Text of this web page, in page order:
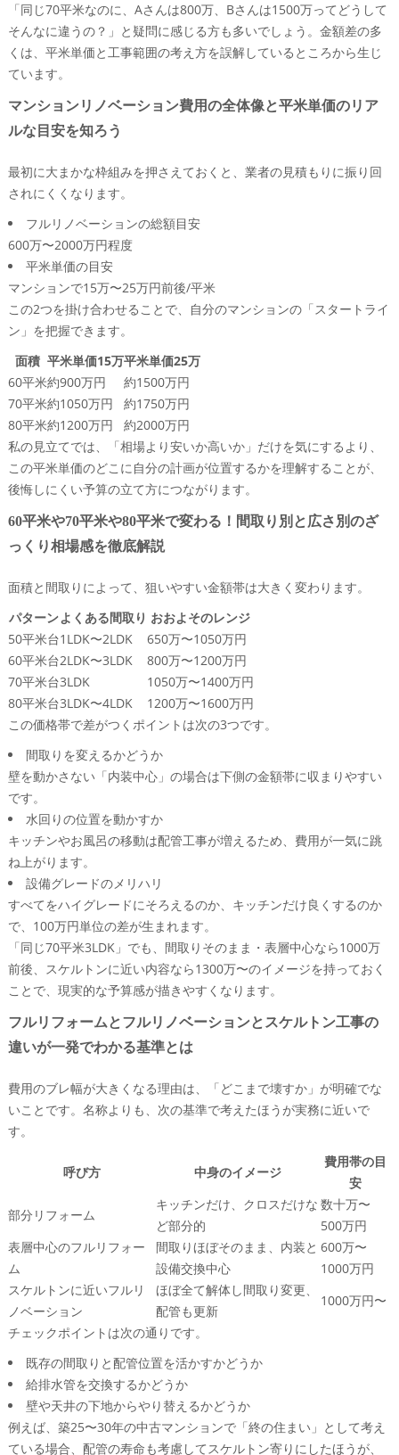
そのマンション、リノベーションやめたほうがいいかも？
危ない条件と本当の“狙い目”物件を見極める！
中古マンションリノベーションで後悔しやすい物件チ
開
マンション一棟リノベーション済み物件と区分リノベ
中古マンションを買うなら築何年がベスト？費用対効
果のいい“おいしい築年数”とは
予算500万や1000万や1500万でどこまでできる？マンショ
ンリノベーション費用の攻め方と守り方を伝授！
予算500万円でできるマンションリフォームの現実
と、内装と水回りの優先順位づけのコツ
予算1000万円で“ほぼスケルトン”に近づけるなら、何
を削って何を死守すべきかを徹底比較
1500万円クラスのフルリノベーション費用で、暮ら
しと資産価値はどこまで変わるのか？
その見積もり、本当に安い？マンションリノベーション費
用のチェックポイントと会社選びの裏側を暴露！
マンションリフォーム見積もりで“安く見せやすい項
目”と“後から乗せやすい項目”に要注意
比較すべきチェックリストを伝授
部分リフォームとフルリノベーションで業者の得意不
堺市でマンションリノベーション費用を考えるなら必見！
中古購入と売却も見据えたお金の使い方
堺市周辺の中古マンション価格帯と、リノベーション
費用のちょうどいいバランス感覚を身につけよう
売却予定がある場合の「かけすぎ注意ゾーン」と最低
限やっておくと得しやすいリフォームとは
中古マンション購入やリノベーションや諸費用を一体
で考える予算シミュレーションのコツ
地元で顔が見えるプロに聞く価値とは？賢くマンション相
堺市中区で不動産売却とリフォームを両輪で扱う専門
チームが見ている“マンションの将来性”
現地調査や管理組合との調整や近隣挨拶など、見積書
に出ない仕事がトラブルと余計な費用を減らす理由
「まず費用感だけ知りたい」人が、オペタホーム株式
会社へ相談する前に決めておくべき3つのこと
この記事を書いた理由
「同じ70平米なのに、Aさんは800万、Bさんは1500万ってどうして
そんなに違うの？」と疑問に感じる方も多いでしょう。金額差の多
くは、平米単価と工事範囲の考え方を誤解しているところから生じ
ています。
マンションリノベーション費用の全体像と平米単価のリア
ルな目安を知ろう
最初に大まかな枠組みを押さえておくと、業者の見積もりに振り回
されにくくなります。
フルリノベーションの総額目安
600万〜2000万円程度
平米単価の目安
マンションで15万〜25万円前後/平米
この2つを掛け合わせることで、自分のマンションの「スタートライ
ン」を把握できます。
面積 平米単価15万平米単価25万
60平米約900万円
約1500万円
70平米約1050万円
約1750万円
80平米約1200万円
約2000万円
私の見立てでは、「相場より安いか高いか」だけを気にするより、
この平米単価のどこに自分の計画が位置するかを理解することが、
後悔しにくい予算の立て方につながります。
60平米や70平米や80平米で変わる！間取り別と広さ別のざ
っくり相場感を徹底解説
面積と間取りによって、狙いやすい金額帯は大きく変わります。
パターンよくある間取り おおよそのレンジ
50平米台1LDK〜2LDK
650万〜1050万円
60平米台2LDK〜3LDK
800万〜1200万円
70平米台3LDK
1050万〜1400万円
80平米台3LDK〜4LDK
1200万〜1600万円
この価格帯で差がつくポイントは次の3つです。
間取りを変えるかどうか
壁を動かさない「内装中心」の場合は下側の金額帯に収まりやすい
です。
水回りの位置を動かすか
キッチンやお風呂の移動は配管工事が増えるため、費用が一気に跳
ね上がります。
設備グレードのメリハリ
すべてをハイグレードにそろえるのか、キッチンだけ良くするのか
で、100万円単位の差が生まれます。
「同じ70平米3LDK」でも、間取りそのまま・表層中心なら1000万
前後、スケルトンに近い内容なら1300万〜のイメージを持っておく
ことで、現実的な予算感が描きやすくなります。
フルリフォームとフルリノベーションとスケルトン工事の
違いが一発でわかる基準とは
費用のブレ幅が大きくなる理由は、「どこまで壊すか」が明確でな
いことです。名称よりも、次の基準で考えたほうが実務に近いで
す。
呼び方 中身のイメージ
費用帯の目
安
部分リフォーム
キッチンだけ、クロスだけな
ど部分的
数十万〜
500万円
表層中心のフルリフォー
ム
間取りほぼそのまま、内装と
設備交換中心
600万〜
1000万円
スケルトンに近いフルリ
ノベーション
ほぼ全て解体し間取り変更、
配管も更新
1000万円〜
チェックポイントは次の通りです。
既存の間取りと配管位置を活かすかどうか
給排水管を交換するかどうか
壁や天井の下地からやり替えるかどうか
例えば、築25〜30年の中古マンションで「終の住まい」として考え
ている場合、配管の寿命も考慮してスケルトン寄りにしたほうが、